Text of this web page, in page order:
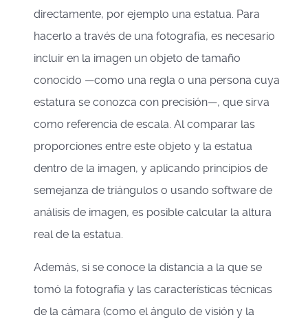
directamente, por ejemplo una estatua. Para
hacerlo a través de una fotografía, es necesario
incluir en la imagen un objeto de tamaño
conocido —como una regla o una persona cuya
estatura se conozca con precisión—, que sirva
como referencia de escala. Al comparar las
proporciones entre este objeto y la estatua
dentro de la imagen, y aplicando principios de
semejanza de triángulos o usando software de
análisis de imagen, es posible calcular la altura
real de la estatua.
Además, si se conoce la distancia a la que se
tomó la fotografía y las características técnicas
de la cámara (como el ángulo de visión y la